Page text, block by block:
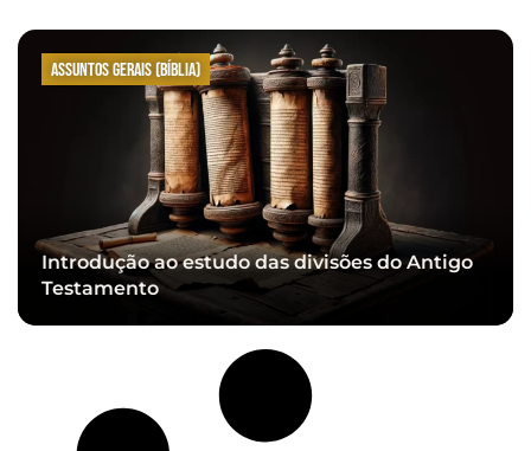
Introdução ao estudo das divisões do Antigo
Testamento
Assuntos Gerais (Bíblia)